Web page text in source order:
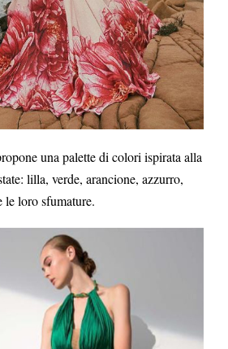
una palette di colori ispirata alla
lilla, verde, arancione, azzurro,
le loro sfumature.